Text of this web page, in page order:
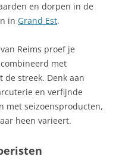
en dorpen in de
in Grand Est.
Reims proef je
met
streek. Denk aan
en verfijnde
met seizoensproducten,
heen varieert.